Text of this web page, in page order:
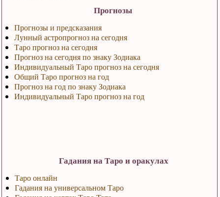
Прогнозы
Прогнозы и предсказания
Лунный астропрогноз на сегодня
Таро прогноз на сегодня
Прогноз на сегодня по знаку Зодиака
Индивидуальный Таро прогноз на сегодня
Общий Таро прогноз на год
Прогноз на год по знаку Зодиака
Индивидуальный Таро прогноз на год
Гадания на Таро и оракулах
Таро онлайн
Гадания на универсальном Таро